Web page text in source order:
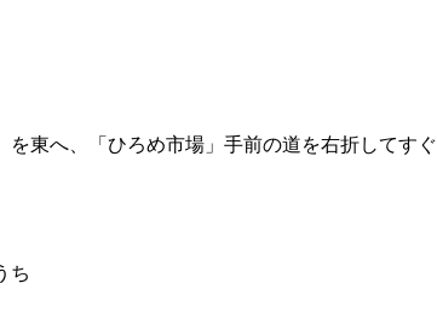
を東へ、「ひろめ市場」手前の道を右折してすぐ
ち